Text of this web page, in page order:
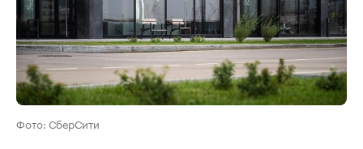
Фото: СберСити